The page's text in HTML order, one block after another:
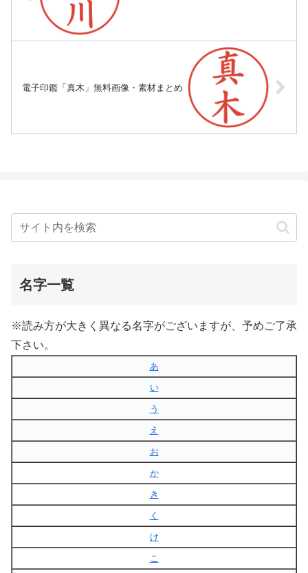
電子印鑑「真木」無料画像・素材まとめ
名字一覧
※読み方が大きく異なる名字がございますが、予めご了承
下さい。
あ
い
う
え
お
か
き
く
け
こ